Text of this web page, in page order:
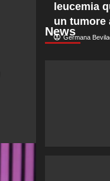
News
leucemia
un tumore
Germana